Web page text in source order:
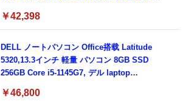
3.0)/ 有線静音マウス付属/ 180日保証（メモリ
￥42,398
DELL ノートパソコン Office搭载 Latitude
5320,13.3インチ 軽量 パソコン 8GB SSD
256GB Core i5-1145G7, デル laptop
ド付き (整備済み品)
￥46,800